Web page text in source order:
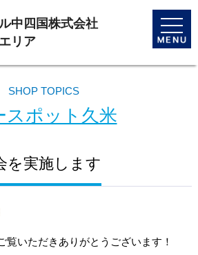
toggle
中四国株式会社
リア
SHOP TOPICS
スポット久米
を実施します
覧いただきありがとうございます！